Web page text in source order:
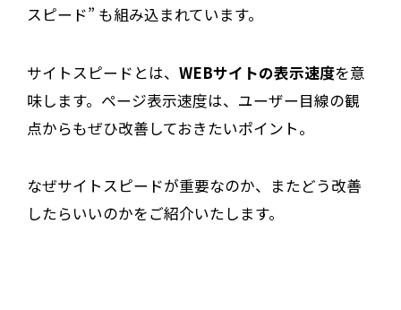
スピード” も組み込まれています。
サイトスピードとは、 WEBサイトの表示速度を意
味します。ページ表示速度は、 ユーザー目線の観
点からもぜひ改善しておきたいポイント。
なぜサイトスピードが重要なのか、またどう改善
したらいいのかをご紹介いたします。